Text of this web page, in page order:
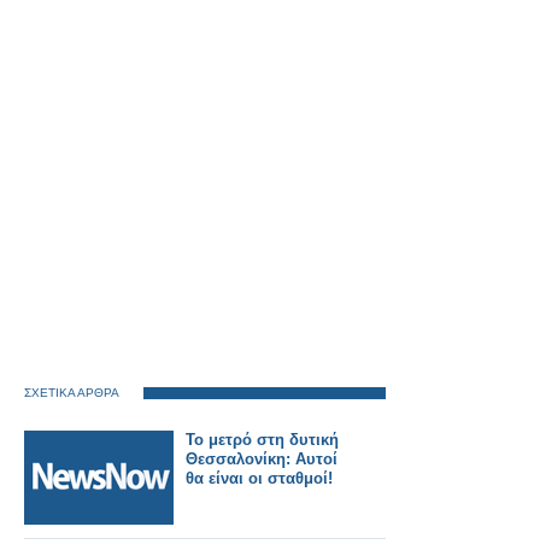
ΣΧΕΤΙΚΑ ΑΡΘΡΑ
Το μετρό στη δυτική
Θεσσαλονίκη: Αυτοί
θα είναι οι σταθμοί!